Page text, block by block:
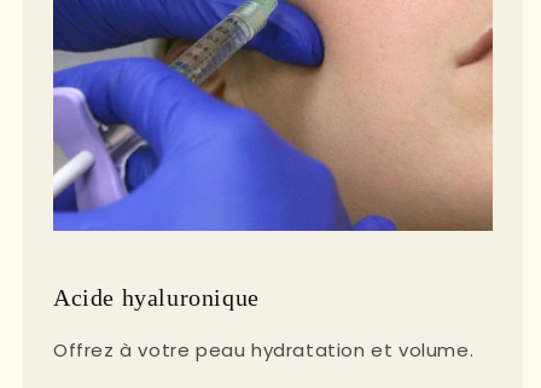
Acide hyaluronique
Offrez à votre peau hydratation et volume.